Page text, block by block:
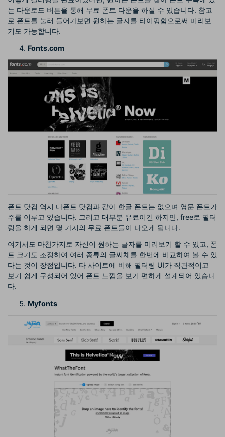
는 다운로드 버튼을 통해 무료 폰트 다운을 하실 수 있습니다. 참고
로 폰트를 눌러 들어가보면 원하는 글자를 타이핑함으로써 미리보
기도 가능합니다.
Fonts.com
폰트 닷컴 역시 다폰트 닷컴과 같이 한글 폰트는 없으며 영문 폰트가
주를 이루고 있습니다. 그리고 대부분 유료이긴 하지만, free로 필터
링을 하게 되면 몇 가지의 무료 폰트들이 나오게 됩니다.
여기서도 마찬가지로 자신이 원하는 글자를 미리보기 할 수 있고, 폰
트 크기도 조정하여 여러 종류의 글씨체를 한번에 비교하여 볼 수 있
다는 것이 장점입니다. 타 사이트에 비해 필터링 UI가 직관적이고
보기 쉽게 구성되어 있어 폰트 느낌을 보기 편하게 설계되어 있습니
다.
Myfonts